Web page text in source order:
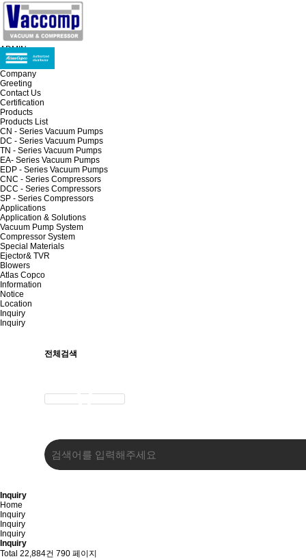
ADMIN
Company
Greeting
Contact Us
Certification
Products
Products List
CN - Series Vacuum Pumps
DC - Series Vacuum Pumps
TN - Series Vacuum Pumps
EA- Series Vacuum Pumps
EDP - Series Vacuum Pumps
CNC - Series Compressors
DCC - Series Compressors
SP - Series Compressors
Applications
Application & Solutions
Vacuum Pump System
Compressor System
Special Materials
Ejector& TVR
Blowers
Atlas Copco
Information
Notice
Location
Inquiry
Inquiry
전체검색
Inquiry
Home
Inquiry
Inquiry
Inquiry
Inquiry
Total 22,884건 790 페이지